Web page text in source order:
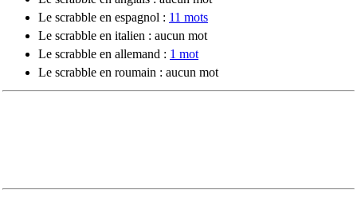
Le scrabble en espagnol : 11 mots
Le scrabble en italien : aucun mot
Le scrabble en allemand : 1 mot
Le scrabble en roumain : aucun mot